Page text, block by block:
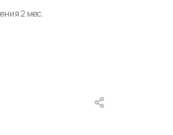
2 мес.